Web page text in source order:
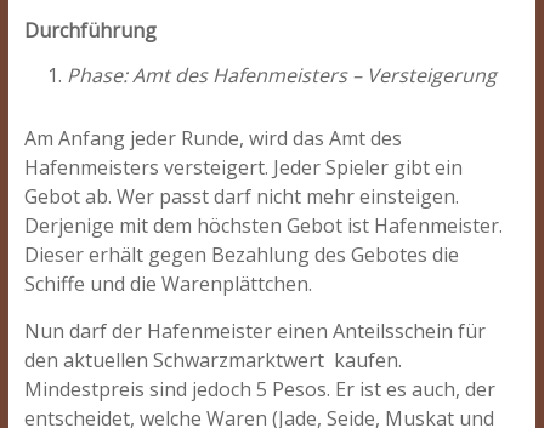
Durchführung
Phase: Amt des Hafenmeisters – Versteigerung
Am Anfang jeder Runde, wird das Amt des
Hafenmeisters versteigert. Jeder Spieler gibt ein
Gebot ab. Wer passt darf nicht mehr einsteigen.
Derjenige mit dem höchsten Gebot ist Hafenmeister.
Dieser erhält gegen Bezahlung des Gebotes die
Schiffe und die Warenplättchen.
Nun darf der Hafenmeister einen Anteilsschein für
den aktuellen Schwarzmarktwert kaufen.
Mindestpreis sind jedoch 5 Pesos. Er ist es auch, der
entscheidet, welche Waren (Jade, Seide, Muskat und